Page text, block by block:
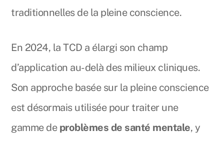
traditionnelles de la pleine conscience.
En 2024, la TCD a élargi son champ
d’application au-delà des milieux cliniques.
Son approche basée sur la pleine conscience
est désormais utilisée pour traiter une
gamme de problèmes de santé mentale, y